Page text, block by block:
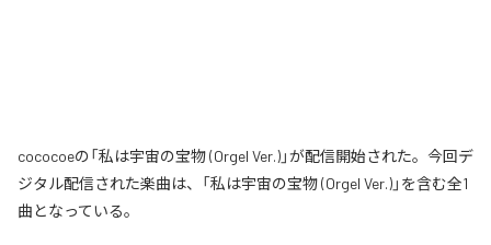
cococoeの「私は宇宙の宝物 (Orgel Ver.)」が配信開始された。今回デ
ジタル配信された楽曲は、「私は宇宙の宝物 (Orgel Ver.)」を含む全1
曲となっている。